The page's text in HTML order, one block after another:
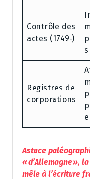
Contrôle des
actes (1749‑)
s
Registres de
corporations
Astuce
« d’Allemagne »,
mêle à l’écriture